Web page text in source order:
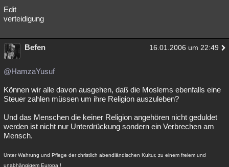
Edit
verteidigung
Befen 16.01.2006 um 22:49
@HamzaYusuf
Können wir alle davon ausgehen, daß die Moslems ebenfalls eine
Steuer zahlen müssen um ihre Religion auszuleben?
Und das Menschen die keiner Religion angehören nicht geduldet
werden ist nicht nur Unterdrückung sondern ein Verbrechen am
Mensch.
Unter Wahrung und Pflege der christlich abendländischen Kultur, zu einem freiem und
unabhängigem Europa !